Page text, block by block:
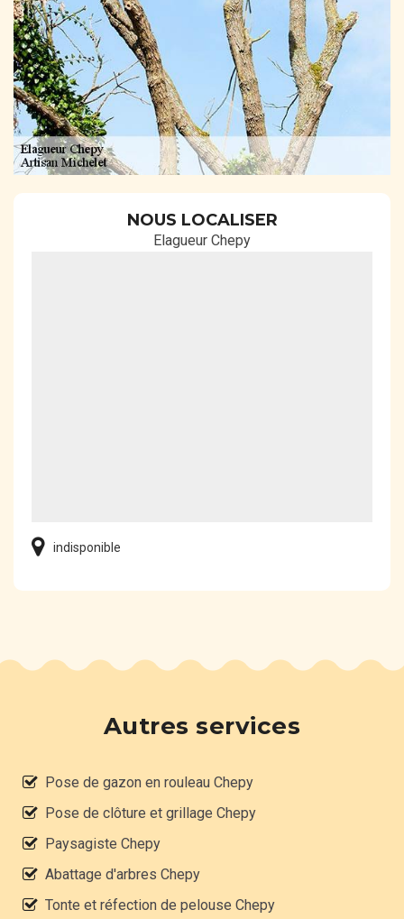
NOUS LOCALISER
Elagueur Chepy
indisponible
Autres services
Pose de gazon en rouleau Chepy
Pose de clôture et grillage Chepy
Paysagiste Chepy
Abattage d'arbres Chepy
Tonte et réfection de pelouse Chepy